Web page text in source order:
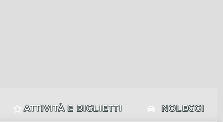
ATTIVITÀ E BIGLIETTI NOLEGGI